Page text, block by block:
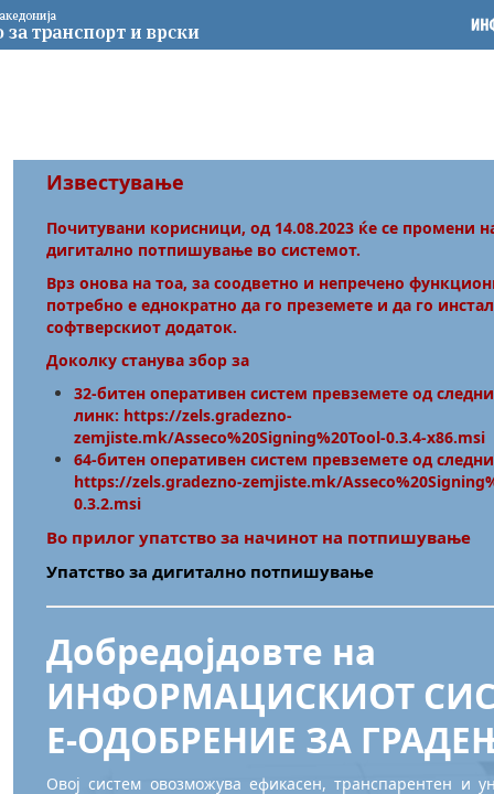
Известување
Почитувани корисници, од 14.08.2023 ќе се промени
дигитално потпишување во системот.
Врз онова на тоа, за соодветно и непречено
потребно е еднократно да го преземете и да го
софтверскиот додаток.
Доколку станува збор за
32-битен оперативен систем превземете од
линк: https://zels.gradezno-
zemjiste.mk/Asseco%20Signing%20Tool-0.3.4-x86.msi
64-битен оперативен систем превземете од
https://zels.gradezno-zemjiste.mk/
0.3.2.msi
Во прилог упатство за начинот на потпишување
Упатство за дигитално потпишување
Добредојдовте на
ИНФОРМАЦИСКИОТ
Е-ОДОБРЕНИЕ ЗА
Овој систем овозможува ефикасен, транспарентен и